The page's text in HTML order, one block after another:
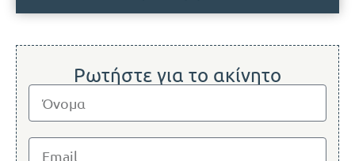
Ρωτήστε για το ακίνητο